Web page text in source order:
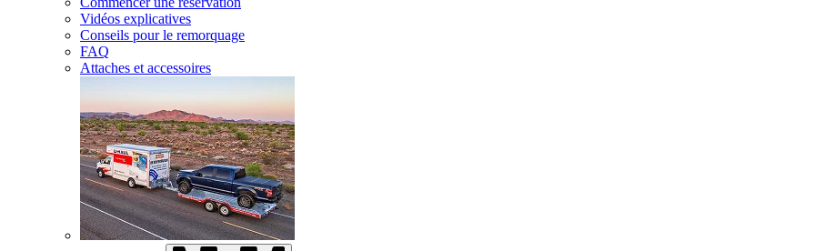
Vidéos explicatives
Conseils pour le remorquage
FAQ
Attaches et accessoires